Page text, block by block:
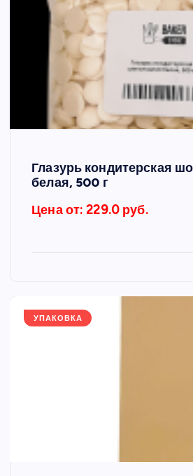
Глазурь кондитерская
белая, 500 г
Цена от: 229.0 руб.
УПАКОВКА